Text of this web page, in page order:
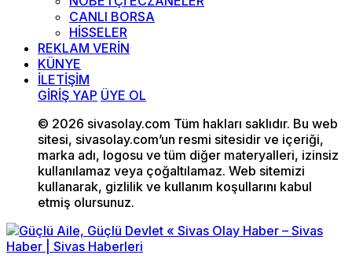
CANLI BORSA
HİSSELER
REKLAM VERİN
KÜNYE
İLETİŞİM
GİRİŞ YAP ÜYE OL
© 2026 sivasolay.com Tüm hakları saklıdır. Bu web
sitesi, sivasolay.com’un resmi sitesidir ve içeriği,
marka adı, logosu ve tüm diğer materyalleri, izinsiz
kullanılamaz veya çoğaltılamaz. Web sitemizi
kullanarak, gizlilik ve kullanım koşullarını kabul
etmiş olursunuz.